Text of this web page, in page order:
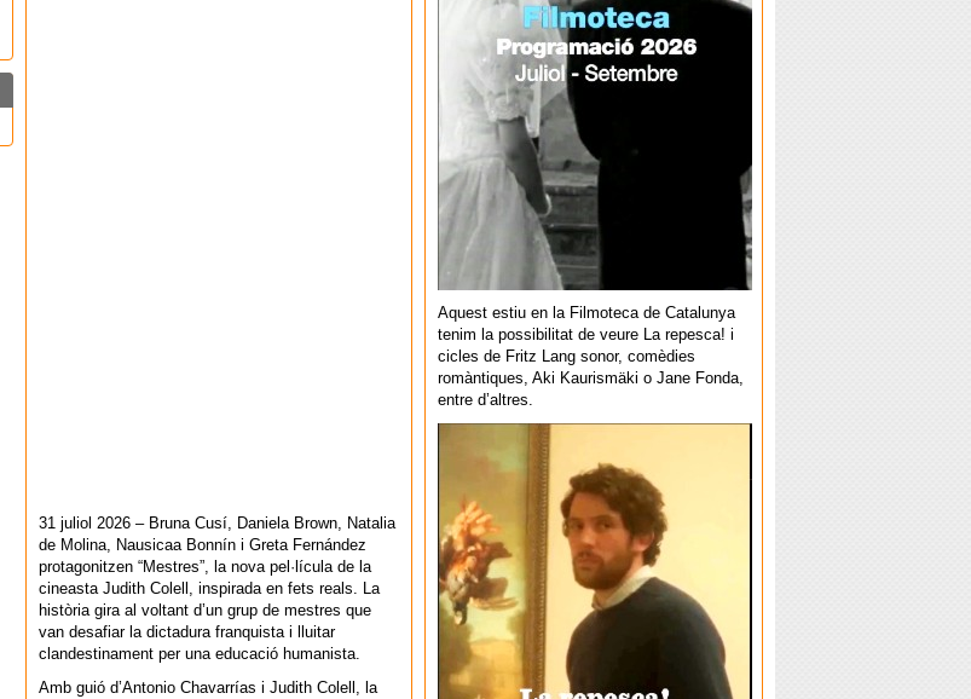
Aquest estiu en la Filmoteca de Catalunya
tenim la possibilitat de veure La repesca! i
cicles de Fritz Lang sonor, comèdies
romàntiques, Aki Kaurismäki o Jane Fonda,
entre d’altres.
31 juliol 2026 – Bruna Cusí, Daniela Brown, Natalia
de Molina, Nausicaa Bonnín i Greta Fernández
protagonitzen “Mestres”, la nova pel·lícula de la
cineasta Judith Colell, inspirada en fets reals. La
història gira al voltant d’un grup de mestres que
van desafiar la dictadura franquista i lluitar
clandestinament per una educació humanista.
Amb guió d’Antonio Chavarrías i Judith Colell, la